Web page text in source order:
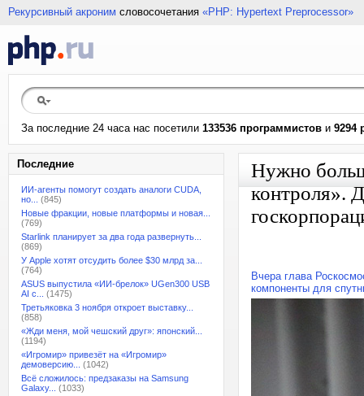
Рекурсивный акроним словосочетания «PHP: Hypertext Preprocessor»
За последние 24 часа нас посетили 133536 программистов и 9294
Последние
ИИ-агенты помогут создать аналоги CUDA,
но...
(845)
Новые фракции, новые платформы и новая...
(769)
Starlink планирует за два года развернуть...
(869)
У Apple хотят отсудить более $30 млрд за...
(764)
ASUS выпустила «ИИ-брелок» UGen300 USB
AI с...
(1475)
Третьяковка 3 ноября откроет выставку...
(858)
«Жди меня, мой чешский друг»: японский...
(1194)
«Игромир» привезёт на «Игромир»
демоверсию...
(1042)
Всё сложилось: предзаказы на Samsung
Galaxy...
(1033)
Нужно
контроля».
Вчера глава
компоненты для